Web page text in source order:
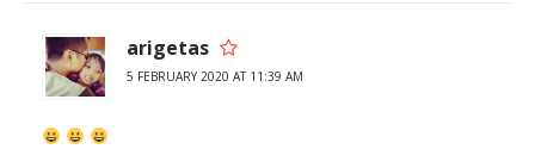
arigetas
5 FEBRUARY 2020 AT 11:39 AM